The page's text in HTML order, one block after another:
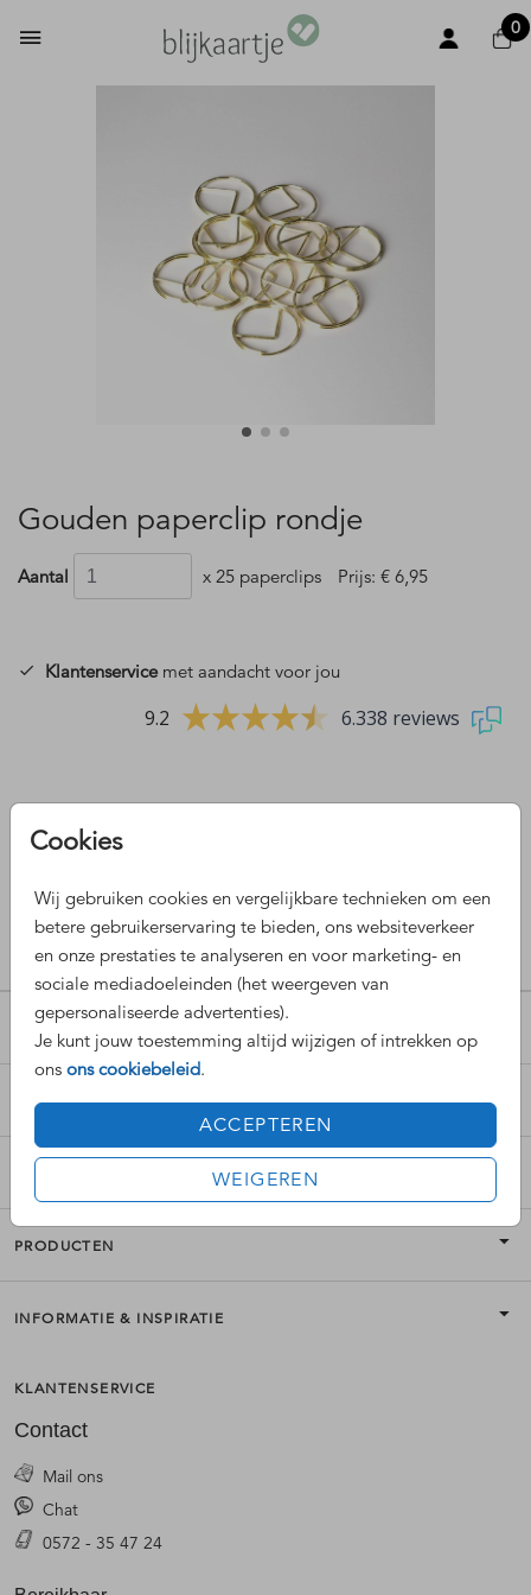
0
Cookies
Wij gebruiken cookies en vergelijkbare technieken om een
betere gebruikerservaring te bieden, ons websiteverkeer
en onze prestaties te analyseren en voor marketing- en
sociale mediadoeleinden (het weergeven van
gepersonaliseerde advertenties).
Je kunt jouw toestemming altijd wijzigen of intrekken op
ons ons cookiebeleid.
ACCEPTEREN
WEIGEREN
Gouden paperclip rondje
Aantal x 25 paperclips Prijs: € 6,95
Klantenservicemet aandacht voor jou
9.2 6.338 reviews
Mooi goudkleurige paperclip in de vorm van een rondje.
Afmetingen: Ø 2,5 cm. Verkrijgbaar in zakjes van 25 stuks.
Prijs:€ 6,95 per 25 paperclips
POPULAIRE COLLECTIES
OVERIGE COLLECTIES
PRODUCTEN
INFORMATIE & INSPIRATIE
KLANTENSERVICE
Contact
Mail ons
Chat
0572 - 35 47 24